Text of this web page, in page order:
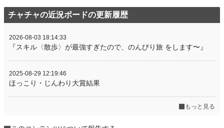
チャチャの近況ボードの更新履歴
2026-08-03 18:14:33
『スキル〈散歩〉が最強すぎたので、のんびり旅 をします〜』
2025-08-29 12:19:46
ほっこり・じんわり大賞結果
もっと見る